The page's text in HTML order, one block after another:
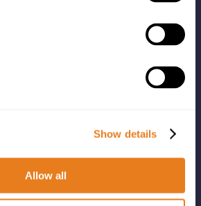
Show details
Allow all
ve güvenlik çözümlerinin dağıtımını
gerçekleştiriyoruz.